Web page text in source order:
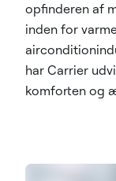
opfinderen af
inden for
har Carrier
komforten og